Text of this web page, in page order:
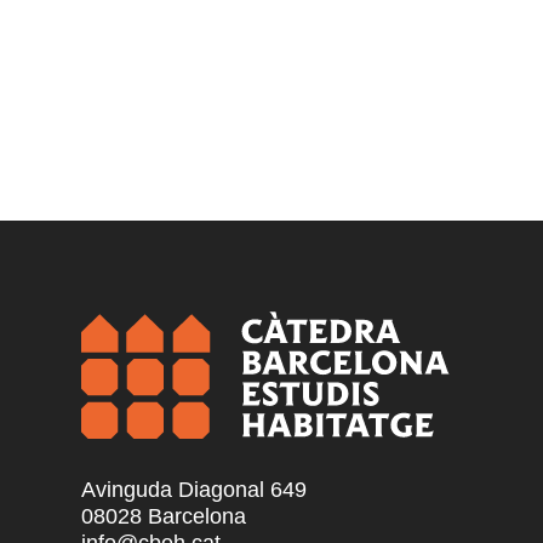
Avinguda Diagonal 649
08028 Barcelona